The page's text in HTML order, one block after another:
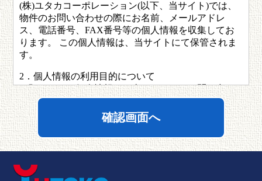
(株)ユタカコーポレーション(以下、当サイト)では、
物件のお問い合わせの際にお名前、メールアドレ
ス、電話番号、FAX番号等の個人情報を収集してお
ります。 この個人情報は、当サイトにて保管されま
す。
2．個人情報の利用目的について
お預かりした個人情報は、当サイトよりお問い合わ
せへのご回答、物件のご紹介などの目的のために利
用し、それ以外の目的での利用を一切いたしませ
ん。 バックアップの目的で保管している個人情報に
つきましてもバックアップの目的以外には一切利用
いたしません。 また、個人情報を当サイト以外の第
せん。 ただし、裁判所・警察・消費者センターまた